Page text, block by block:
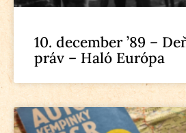
10. december ’89 –
práv – Haló Európa